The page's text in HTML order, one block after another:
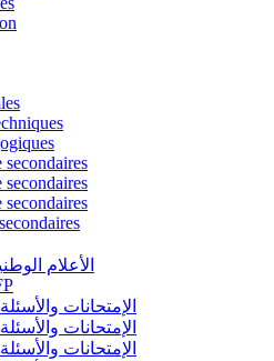
secondaires
secondaires
secondaires
الأعلام
الإمتحانات والأسئلة
الإمتحانات والأسئلة
الإمتحانات والأسئلة